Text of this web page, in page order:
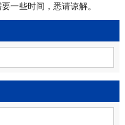
一些时间，悉请谅解。